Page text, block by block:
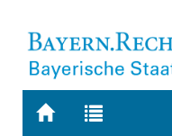
Zur
Zur